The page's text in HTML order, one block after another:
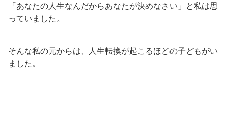
「あなたの人生なんだからあなたが決めなさい」と私は思
っていました。
そんな私の元からは、人生転換が起こるほどの子どもがい
ました。